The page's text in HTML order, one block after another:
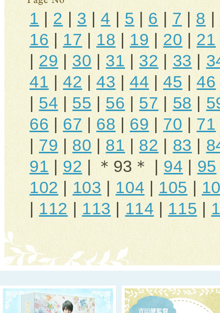
1 | 2 | 3|4 | 5 | 6 | 7 | 8 |
16 | 17 | 18 |19| 20 | 21
| 29 | 30 | 31 | 32 |33 |
41 |42|43|44 |45 |46
| 54| 55 | 56|57 | 58 |
66 |67| 68 | 69| 70 | 71
| 79| 80 |81 | 82 |83|
91 |92 | ＊93＊ | 94 | 95
102 | 103| 104|105 |
| 112 | 113 | 114 | 115 |